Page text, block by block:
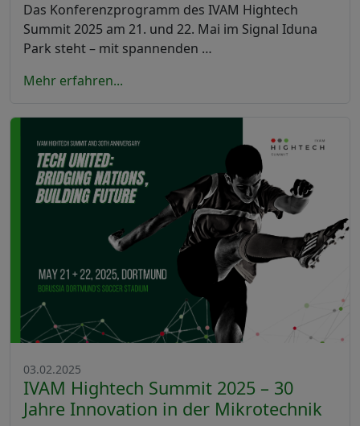
Das Konferenzprogramm des IVAM Hightech
Summit 2025 am 21. und 22. Mai im Signal Iduna
Park steht – mit spannenden …
Mehr erfahren...
03.02.2025
IVAM Hightech Summit 2025 – 30
Jahre Innovation in der Mikrotechnik